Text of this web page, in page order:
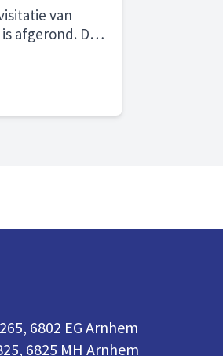
van
is afgerond. De
in onze
6802 EG Arnhem
6825 MH Arnhem